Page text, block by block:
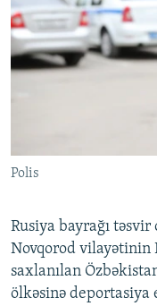
Polis
Rusiya bayrağı
Novqorod vilayətinin
saxlanılan
ölkəsinə deportasiya